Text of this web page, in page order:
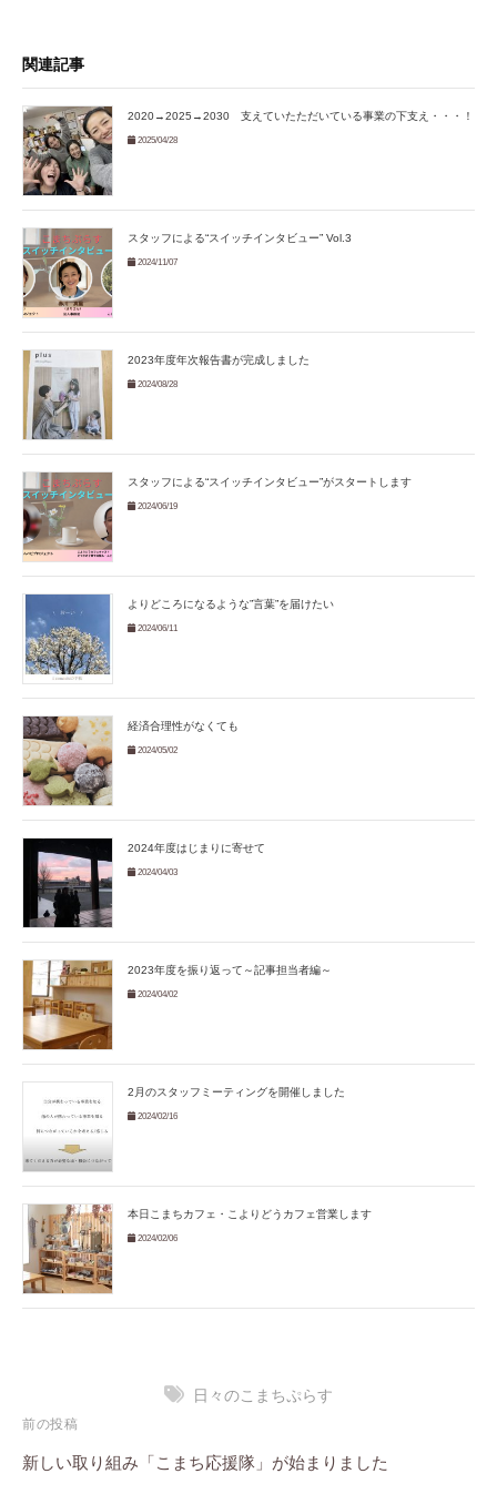
関連記事
2020→2025→2030 支えていたただいている事業の下支え・・・！
2025/04/28
スタッフによる“スイッチインタビュー” Vol.3
2024/11/07
2023年度年次報告書が完成しました
2024/08/28
スタッフによる“スイッチインタビュー”がスタートします
2024/06/19
よりどころになるような”言葉”を届けたい
2024/06/11
経済合理性がなくても
2024/05/02
2024年度はじまりに寄せて
2024/04/03
2023年度を振り返って～記事担当者編～
2024/04/02
2月のスタッフミーティングを開催しました
2024/02/16
本日こまちカフェ・こよりどうカフェ営業します
2024/02/06
日々のこまちぷらす
投
稿
前の投稿
新しい取り組み「こまち応援隊」が始まりました